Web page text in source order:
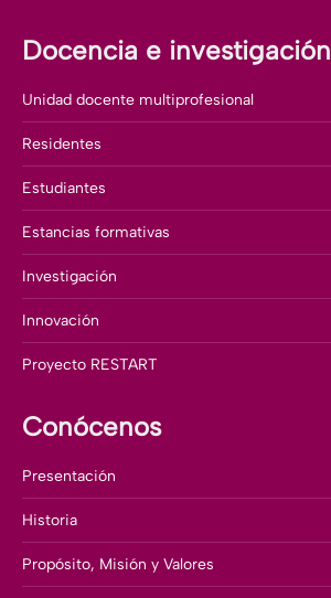
Docencia e investigación
Unidad docente multiprofesional
Residentes
Estudiantes
Estancias formativas
Investigación
Innovación
Proyecto RESTART
Conócenos
Presentación
Historia
Propósito, Misión y Valores